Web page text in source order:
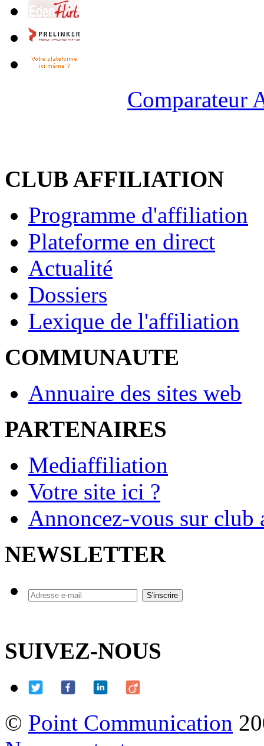
Comparateur
CLUB AFFILIATION
Programme d'affiliation
Plateforme en direct
Actualité
Dossiers
Lexique de l'affiliation
COMMUNAUTE
Annuaire des sites web
PARTENAIRES
Mediaffiliation
Votre site ici ?
Annoncez-vous sur
NEWSLETTER
SUIVEZ-NOUS
© Point Communication